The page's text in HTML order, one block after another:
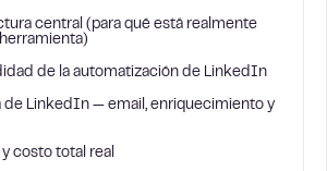
central (para qué está realmente
de la automatización de LinkedIn
de LinkedIn — email, enriquecimiento y
costo total real